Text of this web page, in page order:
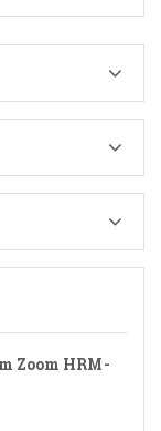
Zoom HRM-